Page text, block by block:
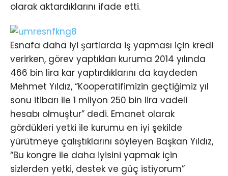
olarak aktardıklarını ifade etti.
Esnafa daha iyi şartlarda iş yapması için kredi
verirken, görev yaptıkları kuruma 2014 yılında
466 bin lira kar yaptırdıklarını da kaydeden
Mehmet Yıldız, “Kooperatifimizin geçtiğimiz yıl
sonu itibarı ile 1 milyon 250 bin lira vadeli
hesabı olmuştur” dedi. Emanet olarak
gördükleri yetki ile kurumu en iyi şekilde
yürütmeye çalıştıklarını söyleyen Başkan Yıldız,
“Bu kongre ile daha iyisini yapmak için
sizlerden yetki, destek ve güç istiyorum”